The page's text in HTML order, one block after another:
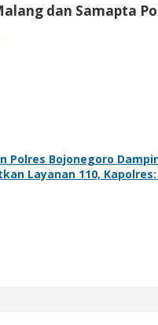
dan Samapta
Polres Bojonegoro
Layanan 110,